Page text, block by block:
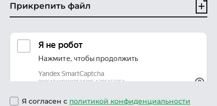
Прикрепить файл
Я согласен с политикой конфиденциальности